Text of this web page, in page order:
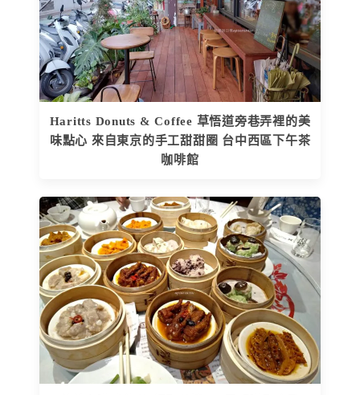
Haritts Donuts & Coffee 草悟道旁巷弄裡的美
味點心 來自東京的手工甜甜圈 台中西區下午茶
咖啡館